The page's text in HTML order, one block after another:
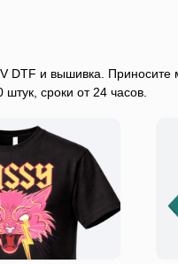
DTF и вышивка. Приносите
сроки от 24 часов.